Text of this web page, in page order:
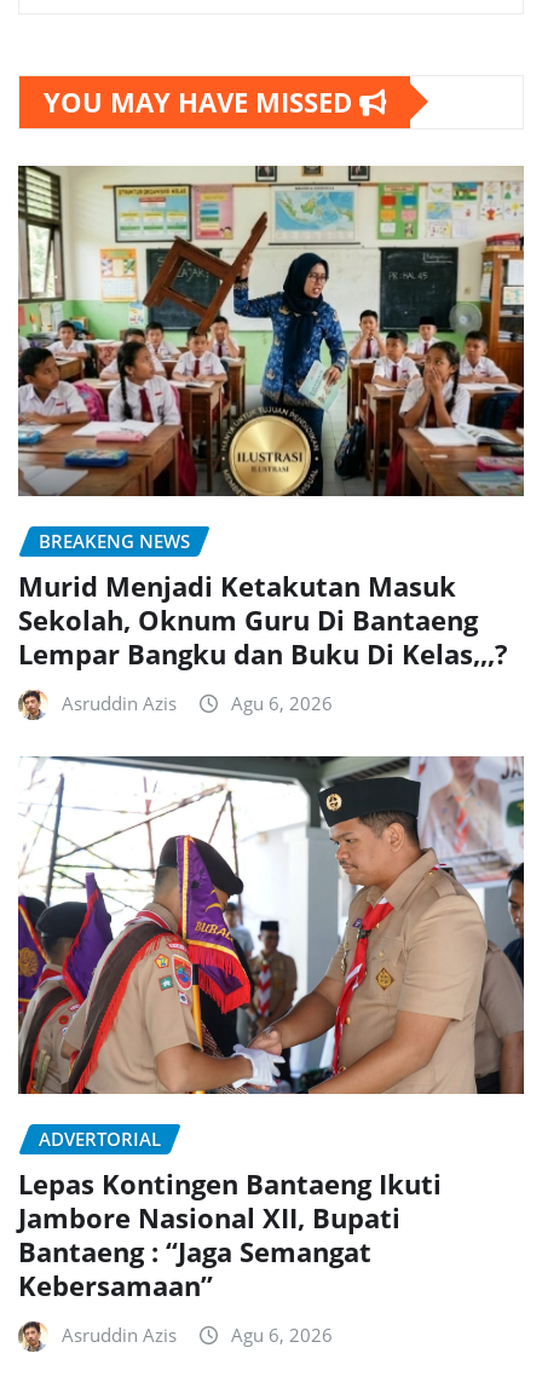
YOU MAY HAVE MISSED
BREAKENG NEWS
Murid Menjadi Ketakutan Masuk
Sekolah, Oknum Guru Di Bantaeng
Lempar Bangku dan Buku Di Kelas,,,?
Asruddin Azis Agu 6, 2026
ADVERTORIAL
Lepas Kontingen Bantaeng Ikuti
Jambore Nasional XII, Bupati
Bantaeng : “Jaga Semangat
Kebersamaan”
Asruddin Azis Agu 6, 2026